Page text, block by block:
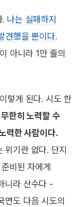
. 나는 실패하지
견했을 뿐이다.
아니라 1만 줄의
렇게 된다. 시도 한
한히 노력할 수
력한 사람이다.
위기란 없다. 단지
비된 자에게
니라 산수다 -
면도 다음 시도의